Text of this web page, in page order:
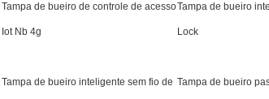
Tampa de bueiro de controle de acesso
Iot Nb 4g
Tampa de bueiro
Lock
Tampa de bueiro inteligente sem fio de Tampa de bueiro